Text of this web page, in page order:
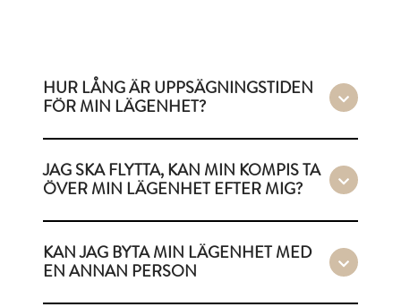
HUR LÅNG ÄR UPPSÄGNINGSTIDEN
FÖR MIN LÄGENHET?
JAG SKA FLYTTA, KAN MIN KOMPIS TA
ÖVER MIN LÄGENHET EFTER MIG?
KAN JAG BYTA MIN LÄGENHET MED
EN ANNAN PERSON